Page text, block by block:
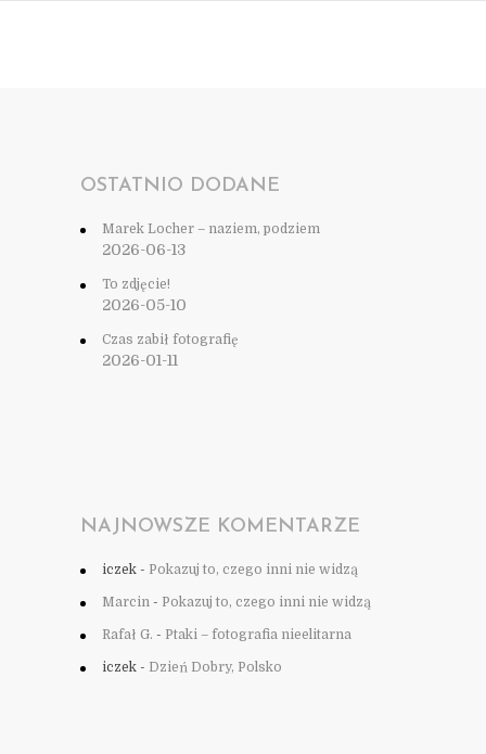
OSTATNIO DODANE
Marek Locher – naziem, podziem
2026-06-13
To zdjęcie!
2026-05-10
Czas zabił fotografię
2026-01-11
NAJNOWSZE KOMENTARZE
iczek - Pokazuj to, czego inni nie widzą
Marcin - Pokazuj to, czego inni nie widzą
Rafał G. - Ptaki – fotografia nieelitarna
iczek - Dzień Dobry, Polsko